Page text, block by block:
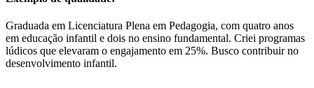
Graduada em Licenciatura Plena em Pedagogia, com quatro anos
em educação infantil e dois no ensino fundamental. Criei programas
lúdicos que elevaram o engajamento em 25%. Busco contribuir no
desenvolvimento infantil.